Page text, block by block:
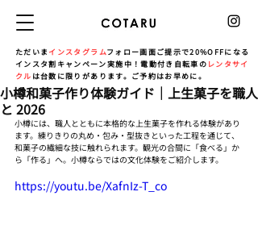
ただいま インスタグラムフォロー画面ご提示で20%OFFになる
インスタ割キャンペーン実施中！電動付き自転車の レンタサイ
クル は台数に限りがあります。ご予約はお早めに。
小樽和菓子作り体験ガイド｜上生菓子を職人
と 2026
小樽には、職人とともに本格的な上生菓子を作れる体験があり
ます。練りきりの丸め・包み・型抜きといった工程を通じて、
和菓子の繊細な技に触れられます。観光の合間に「食べる」か
ら「作る」へ。小樽ならではの文化体験をご紹介します。
https://youtu.be/XafnIz-T_co